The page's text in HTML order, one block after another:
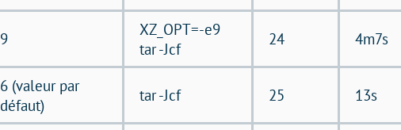
9
XZ_OPT=-e9
tar -Jcf
24 4m7s
6 (valeur par
défaut)
tar -Jcf 25 13s